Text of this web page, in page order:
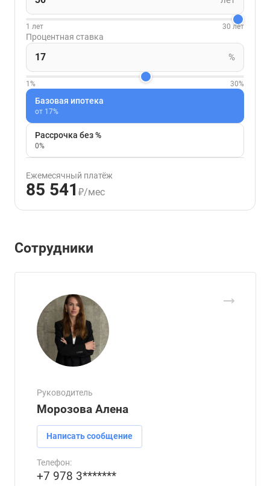
1 лет 30 лет
Процентная ставка
%
1% 30%
Базовая ипотека
от 17%
Рассрочка без %
0%
Ежемесячный платёж
85 541 ₽/мес
Сотрудники
Руководитель
Морозова Алена
Написать сообщение
Телефон:
+7 978 3*******